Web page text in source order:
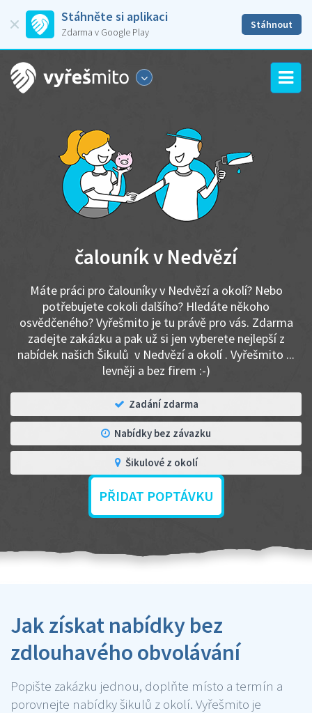
Stáhněte si aplikaci
Zdarma v Google Play
Stáhnout
čalouník v Nedvězí
Máte práci pro čalouníky v Nedvězí a okolí? Nebo
potřebujete cokoli dalšího? Hledáte někoho
osvědčeného? Vyřešmito je tu právě pro vás. Zdarma
zadejte zakázku a pak už si jen vyberete nejlepší z
nabídek našich Šikulů v Nedvězí a okolí . Vyřešmito ...
levněji a bez firem :-)
Zadání zdarma
Nabídky bez závazku
Šikulové z okolí
PŘIDAT POPTÁVKU
Jak získat nabídky bez
zdlouhavého obvolávání
Popište zakázku jednou, doplňte místo a termín a
porovnejte nabídky šikulů z okolí. Vyřešmito je